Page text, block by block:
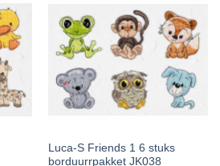
Luca-S Friends 1 6 stuks
borduurrpakket JK038